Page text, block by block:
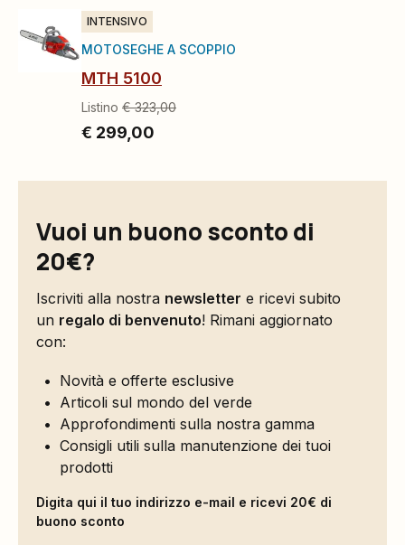
INTENSIVO
MOTOSEGHE A SCOPPIO
MTH 5100
Listino € 323,00
€ 299,00
Vuoi un buono sconto di
20€?
Iscriviti alla nostra newsletter e ricevi subito
un regalo di benvenuto! Rimani aggiornato
con:
Novità e offerte esclusive
Articoli sul mondo del verde
Approfondimenti sulla nostra gamma
Consigli utili sulla manutenzione dei tuoi
prodotti
Digita qui il tuo indirizzo e-mail e ricevi 20€ di
buono sconto